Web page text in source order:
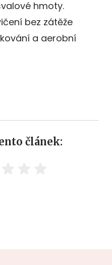
hmoty.
bez zátěže
a aerobní
článek: